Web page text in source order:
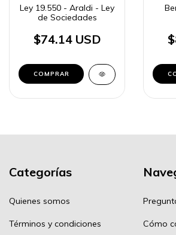
Ley 19.550 - Araldi - Ley
de Sociedades
$74.14 USD
COMPRAR
Categorías
Quienes somos
Términos y condiciones Cómo